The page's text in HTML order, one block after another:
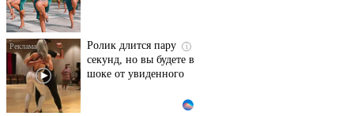
i
Ролик длится пару
секунд, но вы будете в
шоке от увиденного